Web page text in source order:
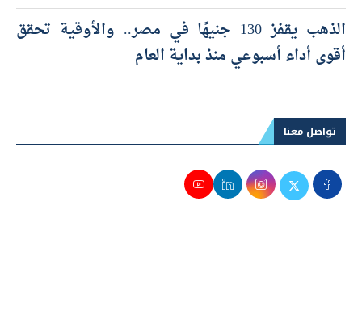
الذهب يقفز 130 جنيهًا في مصر.. والأوقية تحقق
أقوى أداء أسبوعي منذ بداية العام
تواصل معنا